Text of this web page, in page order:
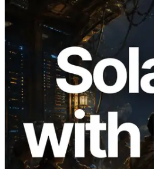
2026.08.05
ERPC expande a
com medição de ping a
globais — Validators
também lançada